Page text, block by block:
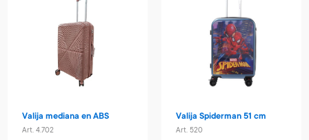
Valija mediana en ABS
Art. 4.702
Valija Spiderman 51 cm
Art. 520